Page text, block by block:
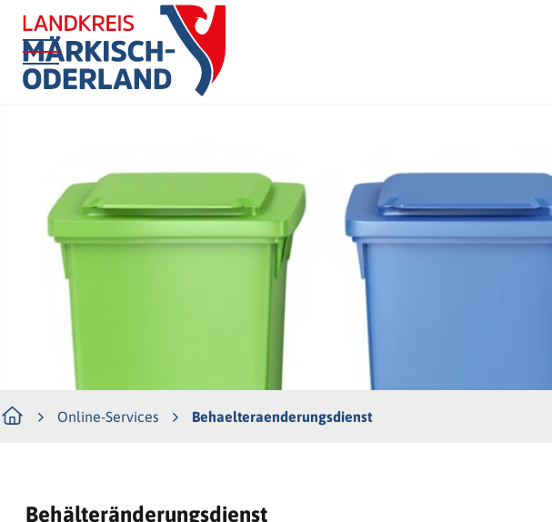
Online-Services Behaelteraenderungsdienst